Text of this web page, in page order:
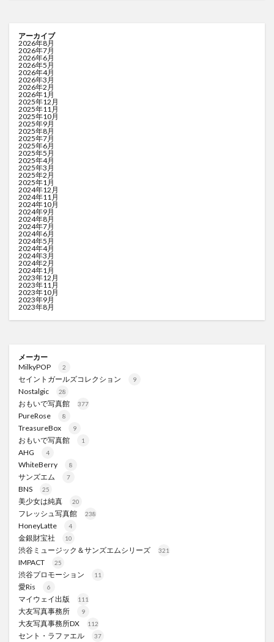
アーカイブ
2026年8月
2026年7月
2026年6月
2026年5月
2026年4月
2026年3月
2026年2月
2026年1月
2025年12月
2025年11月
2025年10月
2025年9月
2025年8月
2025年7月
2025年6月
2025年5月
2025年4月
2025年3月
2025年2月
2025年1月
2024年12月
2024年11月
2024年10月
2024年9月
2024年8月
2024年7月
2024年6月
2024年5月
2024年4月
2024年3月
2024年2月
2024年1月
2023年12月
2023年11月
2023年10月
2023年9月
2023年8月
メーカー
MilkyPOP
2
セイントガールズコレクション 9
Nostalgic 28
おもいで写真館 377
PureRose 8
TreasureBox 9
おもいで写真館 1
AHG 4
WhiteBerry 8
サンズエム 7
BNS 25
美少女は純真 20
フレッシュ写真館 238
HoneyLatte 4
金銀財宝社 10
渋谷ミュージック＆サンズエムシリーズ 321
IMPACT 25
渋谷プロモーション 11
愛Ris 6
マイウェイ出版 111
大友写真事務所 9
大友写真事務所DX 112
セント・ラファエル 37